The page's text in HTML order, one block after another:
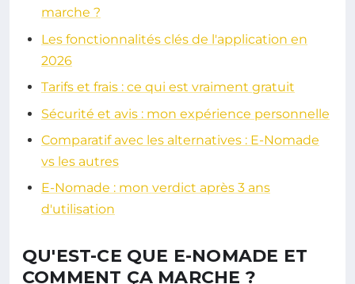
marche ?
Les fonctionnalités clés de l'application en
2026
Tarifs et frais : ce qui est vraiment gratuit
Sécurité et avis : mon expérience personnelle
Comparatif avec les alternatives : E-Nomade
vs les autres
E-Nomade : mon verdict après 3 ans
d'utilisation
QU'EST-CE QUE E-NOMADE ET
COMMENT ÇA MARCHE ?